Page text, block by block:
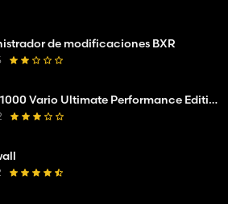
de modificaciones BXR
Fendt 1000 Vario Ultimate Performance Edition